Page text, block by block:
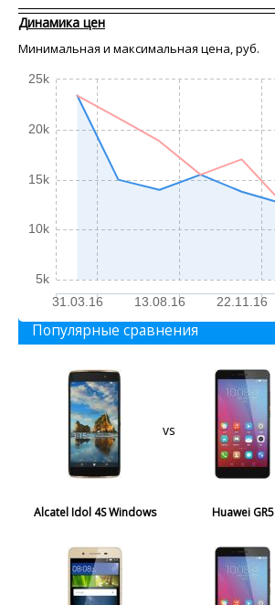
Динамика цен
Минимальная и максимальная цена, руб.
31.03.16 13.08.16 22.11.16
5k
10k
15k
20k
25k
Популярные сравнения
Alcatel Idol 4S Windows
vs
Huawei GR5